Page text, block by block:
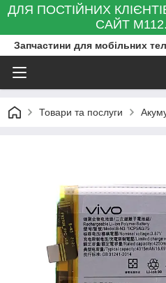
ДЛЯ ПОСТІЙНИХ
САЙТ
Запчастини для мобільних
Товари та послуги